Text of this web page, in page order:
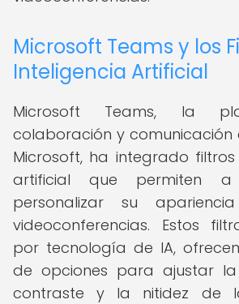
Microsoft Teams y los
Inteligencia Artificial
Microsoft Teams, la
colaboración y comunicación
Microsoft, ha integrado
artificial que permiten a
personalizar su
videoconferencias. Estos
por tecnología de IA,
de opciones para ajustar la
contraste y la nitidez de